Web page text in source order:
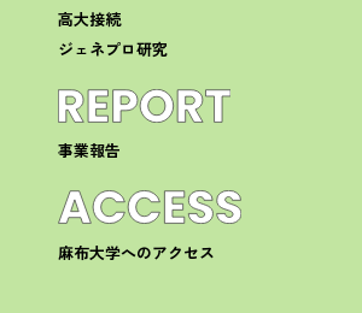
高大接続
ジェネプロ研究
事業報告
麻布大学へのアクセス